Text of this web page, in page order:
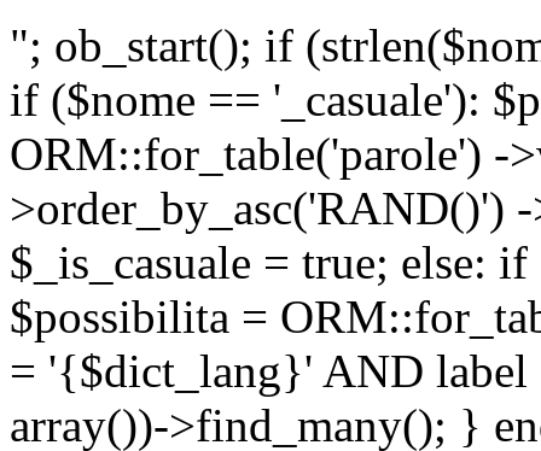
"; ob_start(); if
if ($nome == '_casuale'):
ORM::for_table('parole') -
>order_by_asc('RAND()')
$_is_casuale = true; else:
$possibilita =
= '{$dict_lang}' AND
array())->find_many(); }